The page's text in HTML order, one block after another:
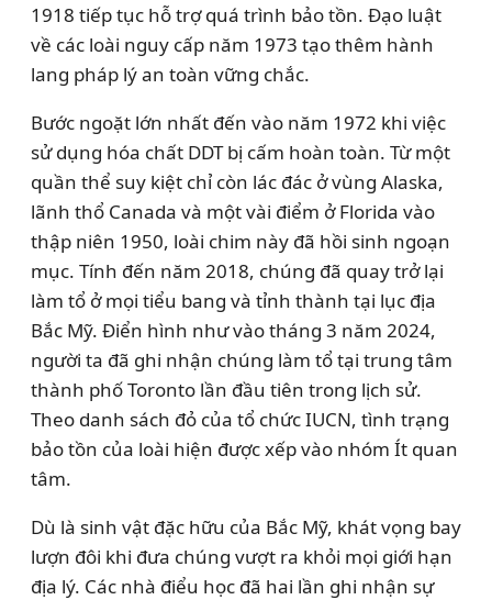
1918 tiếp tục hỗ trợ quá trình bảo tồn. Đạo luật
về các loài nguy cấp năm 1973 tạo thêm hành
lang pháp lý an toàn vững chắc.
Bước ngoặt lớn nhất đến vào năm 1972 khi việc
sử dụng hóa chất DDT bị cấm hoàn toàn. Từ một
quần thể suy kiệt chỉ còn lác đác ở vùng Alaska,
lãnh thổ Canada và một vài điểm ở Florida vào
thập niên 1950, loài chim này đã hồi sinh ngoạn
mục. Tính đến năm 2018, chúng đã quay trở lại
làm tổ ở mọi tiểu bang và tỉnh thành tại lục địa
Bắc Mỹ. Điển hình như vào tháng 3 năm 2024,
người ta đã ghi nhận chúng làm tổ tại trung tâm
thành phố Toronto lần đầu tiên trong lịch sử.
Theo danh sách đỏ của tổ chức IUCN, tình trạng
bảo tồn của loài hiện được xếp vào nhóm Ít quan
tâm.
Dù là sinh vật đặc hữu của Bắc Mỹ, khát vọng bay
lượn đôi khi đưa chúng vượt ra khỏi mọi giới hạn
địa lý. Các nhà điểu học đã hai lần ghi nhận sự